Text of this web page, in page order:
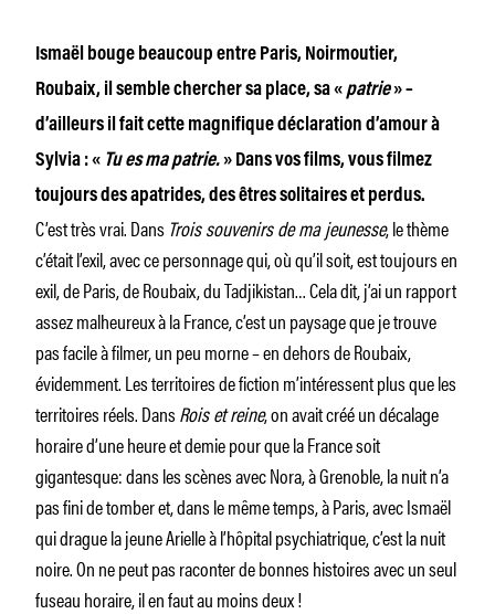
Ismaël bouge beaucoup entre Paris, Noirmoutier,
Roubaix, il semble chercher sa place, sa «patrie» –
d’ailleurs il fait cette magnifique déclaration d’amour à
Sylvia : « Tu es ma patrie.» Dans vos films, vous filmez
toujours des apatrides, des êtres solitaires et perdus.
C’est très vrai. Dans Trois souvenirs de ma jeunesse, le thème
c’était l’exil, avec ce personnage qui, où qu’il soit, est toujours en
exil, de Paris, de Roubaix, du Tadjikistan… Cela dit, j’ai un rapport
assez malheureux à la France, c’est un paysage que je trouve
pas facile à filmer, un peu morne – en dehors de Roubaix,
évidemment. Les territoires de fiction m’intéressent plus que les
territoires réels. DansRois et reine, on avait créé un décalage
horaire d’une heure et demie pour que la France soit
gigantesque: dans les scènes avec Nora, à Grenoble, la nuit n’a
pas fini de tomber et, dans le même temps, à Paris, avec Ismaël
qui drague la jeune Arielle à l’hôpital psychiatrique, c’est la nuit
noire. On ne peut pas raconter de bonnes histoires avec un seul
fuseau horaire, il en faut au moins deux !